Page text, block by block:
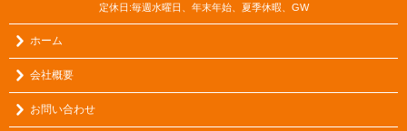
定休日:毎週水曜日、年末年始、夏季休暇、GW
ホーム
会社概要
お問い合わせ